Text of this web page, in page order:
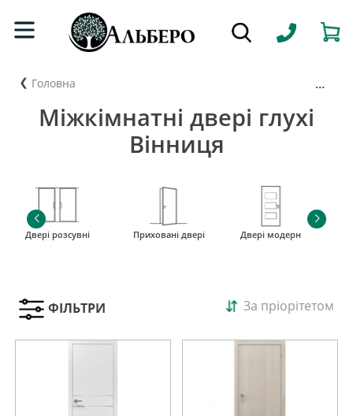
Головна ...
Міжкімнатні двері глухі
Вінниця
Двері розсувні Приховані двері Двері модерн
ФІЛЬТРИ За пріорітетом